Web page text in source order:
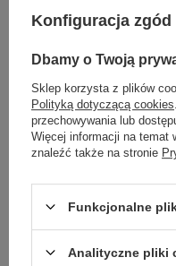
Zadzwoń +48 601 547
skład materiału : 95%
sposób prania : pranie w
skład materiału
95% bawełna
typ produktu
bluzka
Konfiguracja zgód
Dbamy o Twoją
Sklep korzysta z plików
Polityką dotyczącą cookies
przechowywania lub
Więcej informacji na temat
znaleźć także na stronie
Funkcjonalne
Analityczne pliki